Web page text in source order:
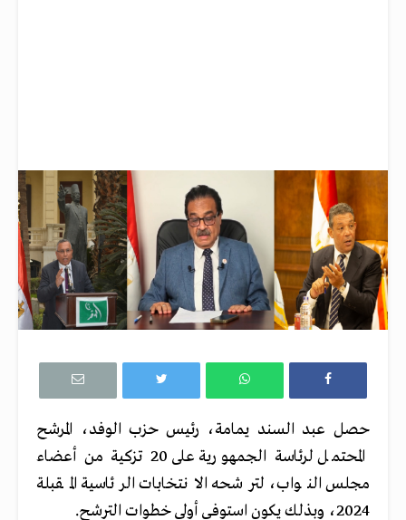
حصل عبد السند يمامة، رئيس حزب الوفد، المرشح
المحتمل لرئاسة الجمهورية على 20 تزكية من أعضاء
مجلس النواب، لترشحه الانتخابات الرئاسية المقبلة
2024، وبذلك يكون استوفى أولى خطوات الترشح.